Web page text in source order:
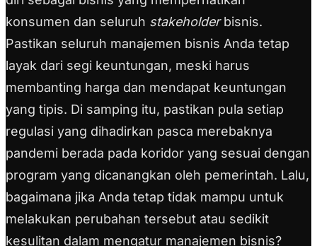
konsumen dan seluruh stakeholderbisnis.
Pastikan seluruh manajemen bisnis Anda tetap
layak dari segi keuntungan, meski harus
membanting harga dan mendapat keuntungan
yang tipis. Di samping itu, pastikan pula setiap
regulasi yang dihadirkan pasca merebaknya
pandemi berada pada koridor yang sesuai dengan
program yang dicanangkan oleh pemerintah. Lalu,
bagaimana jika Anda tetap tidak mampu untuk
melakukan perubahan tersebut atau sedikit
kesulitan dalam mengatur manajemen bisnis?